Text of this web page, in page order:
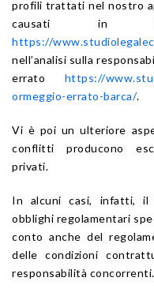
profili trattati nel nostro
causati in
https://
nell’analisi sulla
errato https://
ormeggio-errato-barca/.
Vi è poi un ulteriore
conflitti producono
privati.
In alcuni casi, infatti, il
obblighi regolamentari
conto anche del
delle condizioni
responsabilità concorrenti.